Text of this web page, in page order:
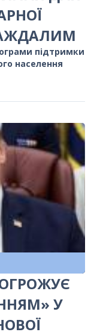
підтримки
населення
У